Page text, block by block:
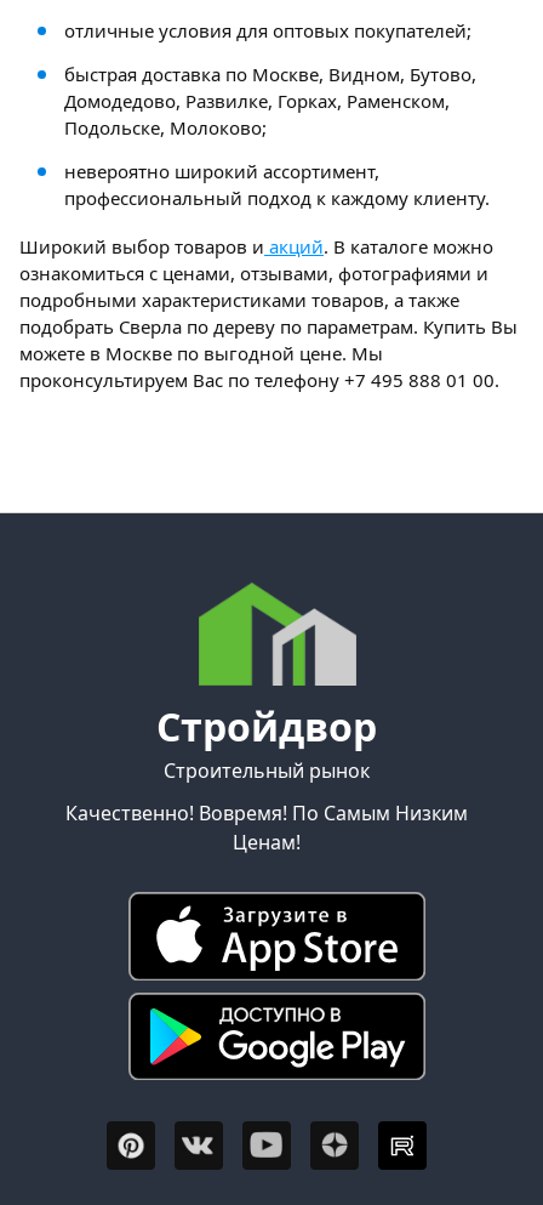
отличные условия для оптовых покупателей;
быстрая доставка по Москве, Видном, Бутово,
Домодедово, Развилке, Горках, Раменском,
Подольске, Молоково;
невероятно широкий ассортимент,
профессиональный подход к каждому клиенту.
Широкий выбор товаров и акций. В каталоге можно
ознакомиться с ценами, отзывами, фотографиями и
подробными характеристиками товаров, а также
подобрать Сверла по дереву по параметрам. Купить Вы
можете в Москве по выгодной цене. Мы
проконсультируем Вас по телефону +7 495 888 01 00.
Стройдвор
Строительный рынок
Качественно! Вовремя! По Самым Низким
Ценам!